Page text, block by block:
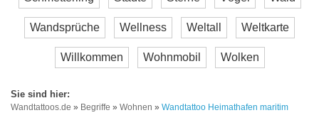
Wandsprüche Wellness Weltall Weltkarte
Willkommen Wohnmobil Wolken
Wandtattoos.de » Begriffe » Wohnen » Wandtattoo Heimathafen maritim